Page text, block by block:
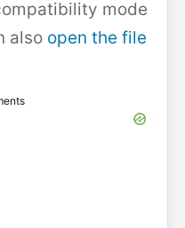
mode
also open the file